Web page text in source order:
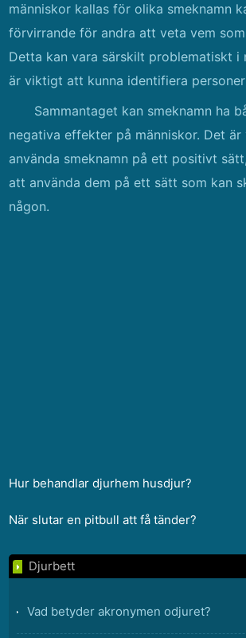
människor kallas för olika smeknamn
förvirrande för andra att veta vem
Detta kan vara särskilt problematiskt i
är viktigt att kunna identifiera
Sammantaget kan smeknamn ha
negativa effekter på människor. Det
använda smeknamn på ett positivt
att använda dem på ett sätt som kan
någon.
Hur behandlar djurhem husdjur?
När slutar en pitbull att få tänder?
Djurbett
Vad betyder akronymen odjuret?